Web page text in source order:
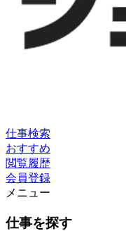
仕事検索
おすすめ
閲覧履歴
会員登録
メニュー
仕事を探す